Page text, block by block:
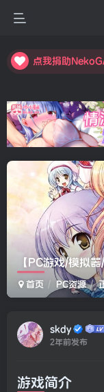
点我捐助
点我捐助
【PC游戏/模拟
首页 PC资源
skdy
2年前发布
游戏简介